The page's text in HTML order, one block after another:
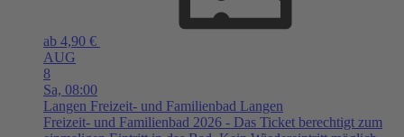
ab 4,90 €
AUG
8
Sa, 08:00
Langen Freizeit- und Familienbad Langen
Freizeit- und Familienbad 2026 - Das Ticket berechtigt zum